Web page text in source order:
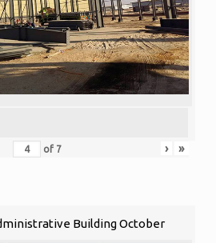
of 7 › »
Building October